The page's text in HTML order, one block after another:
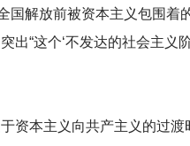
国解放前被资本主义包围
出“这个‘不发达的社会主义
于资本主义向共产主义的过